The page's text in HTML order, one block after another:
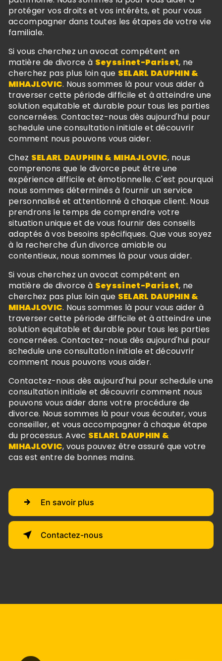
protéger vos droits et vos intérêts, et pour vous
accompagner dans toutes les étapes de votre vie
familiale.
Si vous cherchez un avocat compétent en
matière de divorce à Seyssinet-Pariset, ne
cherchez pas plus loin que SELARL DAUPHIN &
MIHAJLOVIC. Nous sommes là pour vous aider à
traverser cette période difficile et à atteindre une
solution equitable et durable pour tous les parties
concernées. Contactez-nous dès aujourd'hui pour
schedule une consultation initiale et découvrir
comment nous pouvons vous aider.
Chez SELARL DAUPHIN & MIHAJLOVIC, nous
comprenons que le divorce peut être une
expérience difficile et émotionnelle. C'est pourquoi
nous sommes déterminés à fournir un service
personnalisé et attentionné à chaque client. Nous
prendrons le temps de comprendre votre
situation unique et de vous fournir des conseils
adaptés à vos besoins spécifiques. Que vous soyez
à la recherche d'un divorce amiable ou
contentieux, nous sommes là pour vous aider.
Si vous cherchez un avocat compétent en
matière de divorce à Seyssinet-Pariset, ne
cherchez pas plus loin que SELARL DAUPHIN &
MIHAJLOVIC. Nous sommes là pour vous aider à
traverser cette période difficile et à atteindre une
solution equitable et durable pour tous les parties
concernées. Contactez-nous dès aujourd'hui pour
schedule une consultation initiale et découvrir
comment nous pouvons vous aider.
Contactez-nous dès aujourd'hui pour schedule une
consultation initiale et découvrir comment nous
pouvons vous aider dans votre procédure de
divorce. Nous sommes là pour vous écouter, vous
conseiller, et vous accompagner à chaque étape
du processus. Avec SELARL DAUPHIN &
MIHAJLOVIC, vous pouvez être assuré que votre
cas est entre de bonnes mains.
En savoir plus
Contactez-nous